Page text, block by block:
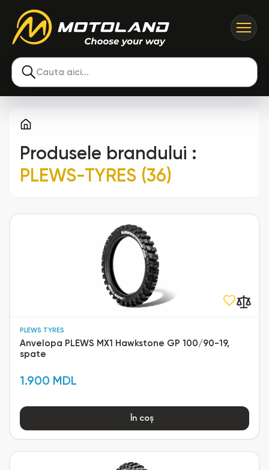
Cauta aici...
Produsele brandului :
PLEWS-TYRES (36)
PLEWS TYRES
Anvelopa PLEWS MX1 Hawkstone GP 100/90-19,
spate
1.900 MDL
În coș